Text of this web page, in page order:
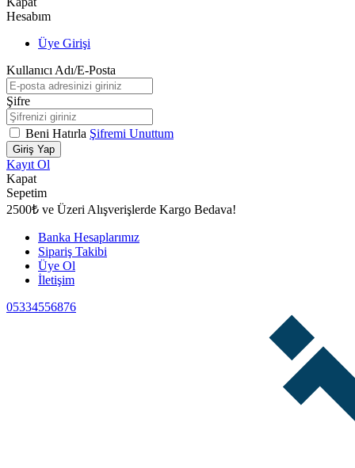
Hesabım
Üye Girişi
Kullanıcı Adı/E-Posta
Şifre
Beni Hatırla Şifremi Unuttum
Giriş Yap
Kayıt Ol
Kapat
Sepetim
2500₺ ve Üzeri Alışverişlerde Kargo Bedava!
Banka Hesaplarımız
Sipariş Takibi
Üye Ol
İletişim
05334556876